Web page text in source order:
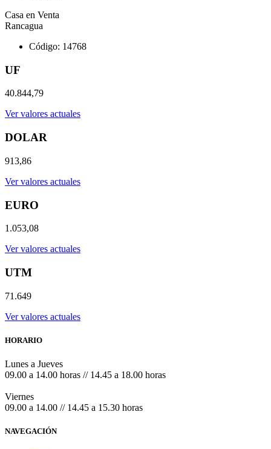
Casa en Venta
Rancagua
Código: 14768
UF
40.844,79
Ver valores actuales
DOLAR
913,86
Ver valores actuales
EURO
1.053,08
Ver valores actuales
UTM
71.649
Ver valores actuales
HORARIO
Lunes a Jueves
09.00 a 14.00 horas // 14.45 a 18.00 horas
Viernes
09.00 a 14.00 // 14.45 a 15.30 horas
NAVEGACIÓN